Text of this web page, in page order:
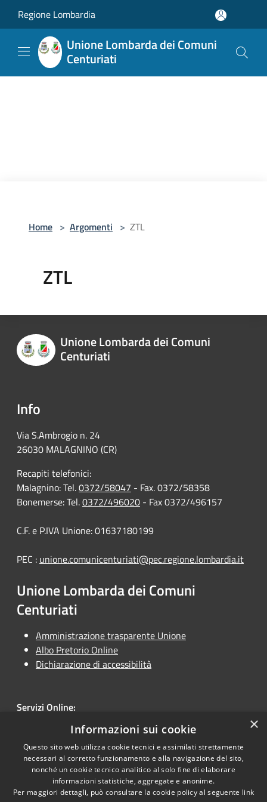
Regione Lombardia
Unione Lombarda dei Comuni
Centuriati
Home > Argomenti > ZTL
ZTL
Unione Lombarda dei Comuni
Centuriati
Info
Via S.Ambrogio n. 24
26030 MALAGNINO (CR)
Recapiti telefonici:
Malagnino: Tel.0372/58047 - Fax. 0372/58358
Bonemerse: Tel.0372/496020 - Fax 0372/496157
C.F. e P.IVA Unione: 01637180199
PEC : unione.comunicenturiati@pec.regione.lombardia.it
Unione Lombarda dei Comuni
Centuriati
Amministrazione trasparente Unione
Albo Pretorio Online
Dichiarazione di accessibilità
Servizi Online:
Unione Online
Accessibilità
Copyright © 2026 • Unione
Lombarda dei Comuni
×
Informazioni sui cookie
Questo sito web utilizza cookie tecnici e assimilati strettamente
necessari al corretto funzionamento e alla navigazione del sito,
nonché un cookie tecnico analitico al solo fine di elaborare
informazioni statistiche, aggregate e anonime.
Per maggiori dettagli, può consultare la cookie policy al seguente link